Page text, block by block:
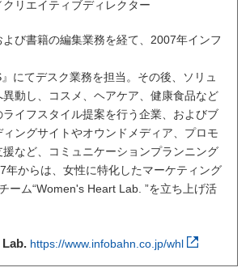
リエイティブディレクター
び書籍の編集業務を経て、2007年インフ
にてデスク業務を担当。その後、ソリュ
動し、コスメ、ヘアケア、健康食品など
イフスタイル提案を行う企業、およびブ
ングサイトやオウンドメディア、プロモ
など、コミュニケーションプランニング
年からは、女性に特化したマーケティング
ーム“Women's Heart Lab. ”を立ち上げ活
https://www.infobahn.co.jp/whl